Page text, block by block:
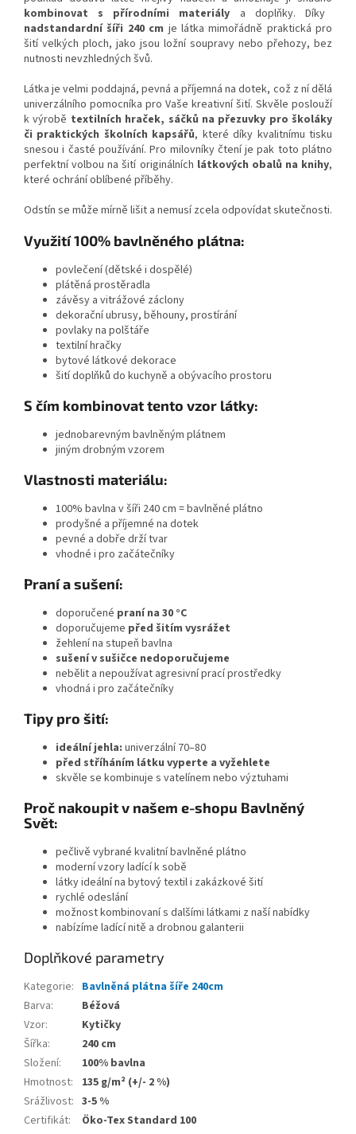
kombinovat s přírodními materiály a doplňky. Díky
nadstandardní šíři 240 cm je látka mimořádně praktická pro
šití velkých ploch, jako jsou ložní soupravy nebo přehozy, bez
nutnosti nevzhledných švů.
Látka je velmi poddajná, pevná a příjemná na dotek, což z ní dělá
univerzálního pomocníka pro Vaše kreativní šití. Skvěle poslouží
k výrobě textilních hraček, sáčků na přezuvky pro školáky
či praktických školních kapsářů, které díky kvalitnímu tisku
snesou i časté používání. Pro milovníky čtení je pak toto plátno
perfektní volbou na šití originálních látkových obalů na knihy,
které ochrání oblíbené příběhy.
Odstín se může mírně lišit a nemusí zcela odpovídat skutečnosti.
Využití 100% bavlněného plátna:
povlečení (dětské i dospělé)
plátěná prostěradla
závěsy a vitrážové záclony
dekorační ubrusy, běhouny, prostírání
povlaky na polštáře
textilní hračky
bytové látkové dekorace
šití doplňků do kuchyně a obývacího prostoru
S čím kombinovat tento vzor látky:
jednobarevným bavlněným plátnem
jiným drobným vzorem
Vlastnosti materiálu:
100% bavlna v šíři 240 cm = bavlněné plátno
prodyšné a příjemné na dotek
pevné a dobře drží tvar
vhodné i pro začátečníky
Praní a sušení:
doporučené praní na 30 °C
doporučujeme před šitím vysrážet
žehlení na stupeň bavlna
sušení v sušičce nedoporučujeme
nebělit a nepoužívat agresivní prací prostředky
vhodná i pro začátečníky
Tipy pro šití:
ideální jehla: univerzální 70–80
před stříháním látku vyperte a vyžehlete
skvěle se kombinuje s vatelínem nebo výztuhami
Proč nakoupit v našem e-shopu Bavlněný
Svět:
pečlivě vybrané kvalitní bavlněné plátno
moderní vzory ladící k sobě
látky ideální na bytový textil i zakázkové šití
rychlé odeslání
možnost kombinovaní s dalšími látkami z naší nabídky
nabízíme ladící nitě a drobnou galanterii
Doplňkové parametry
Kategorie: Bavlněná plátna šíře 240cm
Barva:
Béžová
Vzor:
Kytičky
Šířka:
240 cm
Složení:
100% bavlna
Hmotnost:
135 g/m² (+/- 2 %)
Srážlivost: 3-5 %
Certifikát:
Öko-Tex Standard 100